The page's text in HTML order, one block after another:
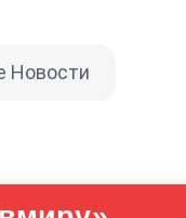
Новости